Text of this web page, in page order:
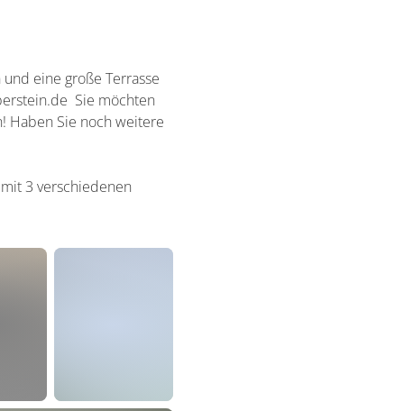
eine große Terrasse
Sie möchten
Haben Sie noch weitere
3 verschiedenen